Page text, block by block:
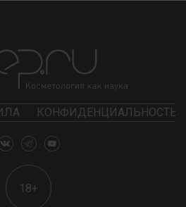
КОНФИДЕНЦИАЛЬНОСТЬ
18+